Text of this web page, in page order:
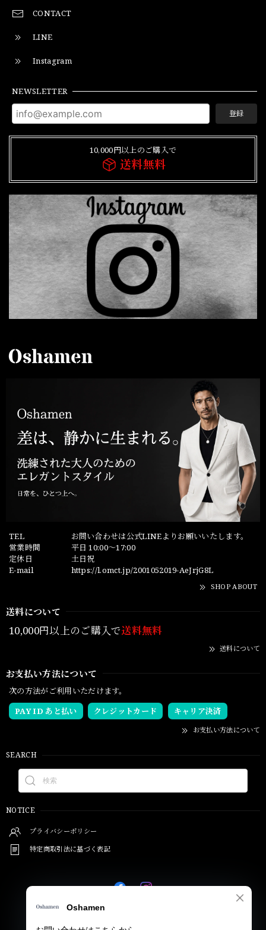
CONTACT
LINE
Instagram
NEWSLETTER
登録
10,000円以上のご購入で
送料無料
TEL
お問い合わせは公式LINEよりお願いいたします。
営業時間
平日 10:00～17:00
定休日
土日祝
E-mail
https://l.omct.jp/2001052019-AeJrjG8L
SHOP ABOUT
送料について
10,000円以上のご購入で送料無料
送料について
お支払い方法について
次の方法がご利用いただけます。
PAY ID あと払い
クレジットカード キャリア決済
お支払い方法について
SEARCH
NOTICE
プライバシーポリシー
特定商取引法に基づく表記